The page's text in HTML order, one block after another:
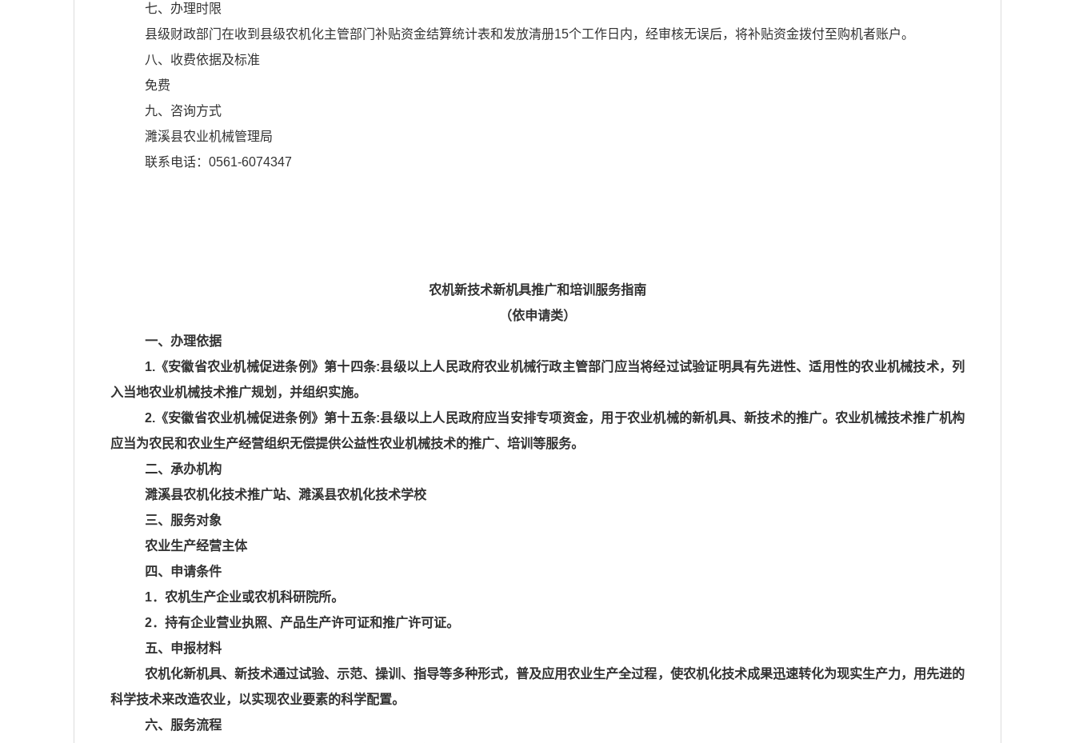
七、办理时限
县级财政部门在收到县级农机化主管部门补贴资金结算统计表和发放清册15个工作日内，经审核无误后，将补贴资金拨付至购机者账户。
八、收费依据及标准
免费
九、咨询方式
濉溪县农业机械管理局
联系电话： 0561-6074347
农机新技术新机具推广和培训服务指南
（依申请类）
一、办理依据
1.《安徽省农业机械促进条例》第十四条:县级以上人民政府农业机械行政主管部门应当将经过试验证明具有先进性、适用性的农业机械技术，列
入当地农业机械技术推广规划，并组织实施。
2.《安徽省农业机械促进条例》第十五条:县级以上人民政府应当安排专项资金，用于农业机械的新机具、新技术的推广。农业机械技术推广机构
应当为农民和农业生产经营组织无偿提供公益性农业机械技术的推广、培训等服务。
二、承办机构
濉溪县农机化技术推广站、濉溪县农机化技术学校
三、服务对象
农业生产经营主体
四、申请条件
1．农机生产企业或农机科研院所。
2．持有企业营业执照、产品生产许可证和推广许可证。
五、申报材料
农机化新机具、新技术通过试验、示范、操训、指导等多种形式，普及应用农业生产全过程，使农机化技术成果迅速转化为现实生产力，用先进的
科学技术来改造农业，以实现农业要素的科学配置。
六、服务流程